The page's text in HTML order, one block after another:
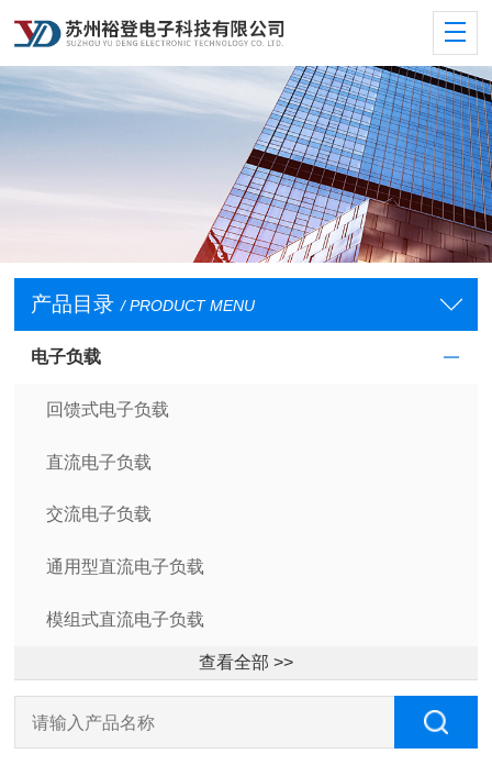
产品目录 / PRODUCT MENU
电子负载
回馈式电子负载
直流电子负载
交流电子负载
通用型直流电子负载
模组式直流电子负载
查看全部 >>